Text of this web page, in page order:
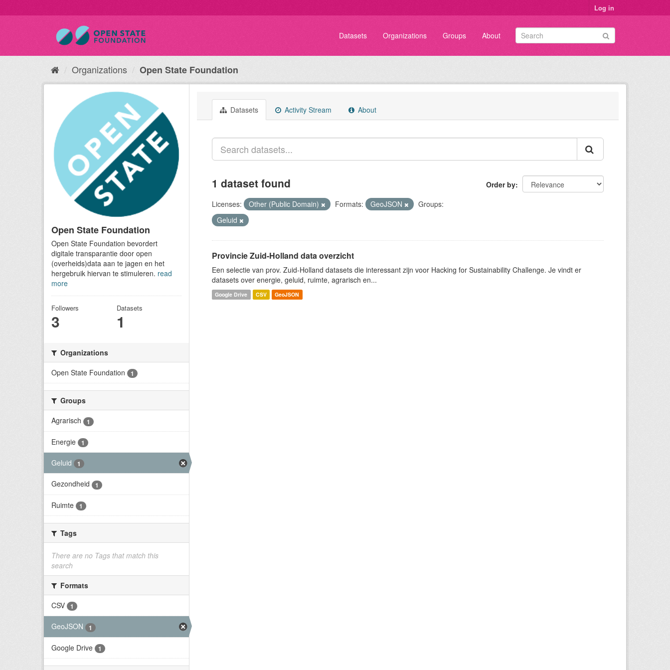
Log in
Datasets Organizations Groups About
Organizations Open State Foundation
Open State Foundation
Open State Foundation bevordert
digitale transparantie door open
(overheids)data aan te jagen en het
hergebruik hiervan te stimuleren. read
more
Followers
3
Datasets
1
Organizations
Open State Foundation
1
Groups
Agrarisch
1
Energie 1
Geluid 1
Gezondheid 1
Ruimte 1
Tags
There are no Tags that match this
search
Formats
CSV
1
GeoJSON 1
Google Drive 1
Datasets Activity Stream About
Order by
1 dataset found
Licenses: Other (Public Domain) Formats: GeoJSON
Groups:
Geluid
Provincie Zuid-Holland data overzicht
Een selectie van prov. Zuid-Holland datasets die interessant zijn voor Hacking for Sustainability Challenge. Je vindt er
datasets over energie, geluid, ruimte, agrarisch en...
Google Drive CSV GeoJSON